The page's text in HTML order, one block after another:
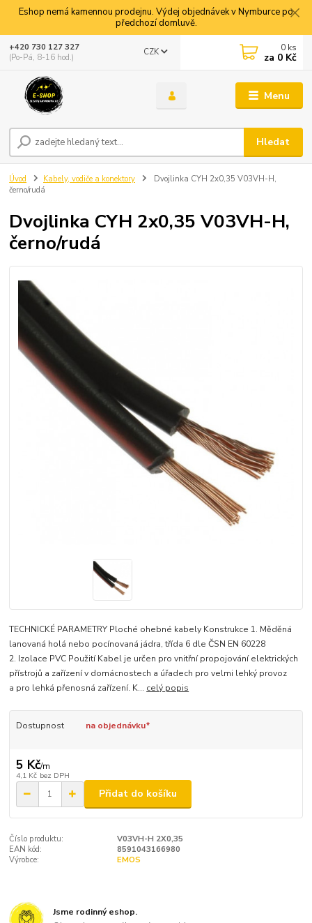
Eshop nemá kamennou prodejnu. Výdej objednávek v Nymburce po
předchozí domluvě.
Menu
CZK
Hledat
+420 730 127 327
(Po-Pá, 8-16 hod.)
0 ks
za 0 Kč
Úvod Kabely, vodiče a konektory
Dvojlinka CYH 2x0,35 V03VH-H,
černo/rudá
Dvojlinka CYH 2x0,35 V03VH-H,
černo/rudá
TECHNICKÉ PARAMETRY Ploché ohebné kabely Konstrukce 1. Měděná
lanovaná holá nebo pocínovaná jádra, třída 6 dle ČSN EN 60228
2. Izolace PVC Použití Kabel je určen pro vnitřní propojování elektrických
přístrojů a zařízení v domácnostech a úřadech pro velmi lehký provoz
a pro lehká přenosná zařízení. K... celý popis
Dostupnost na objednávku*
5 Kč/m
4,1 Kč bez DPH
Přidat do košíku
Číslo produktu:
V03VH-H 2X0,35
EAN kód:
8591043166980
Výrobce:
EMOS
Jsme rodinný eshop.